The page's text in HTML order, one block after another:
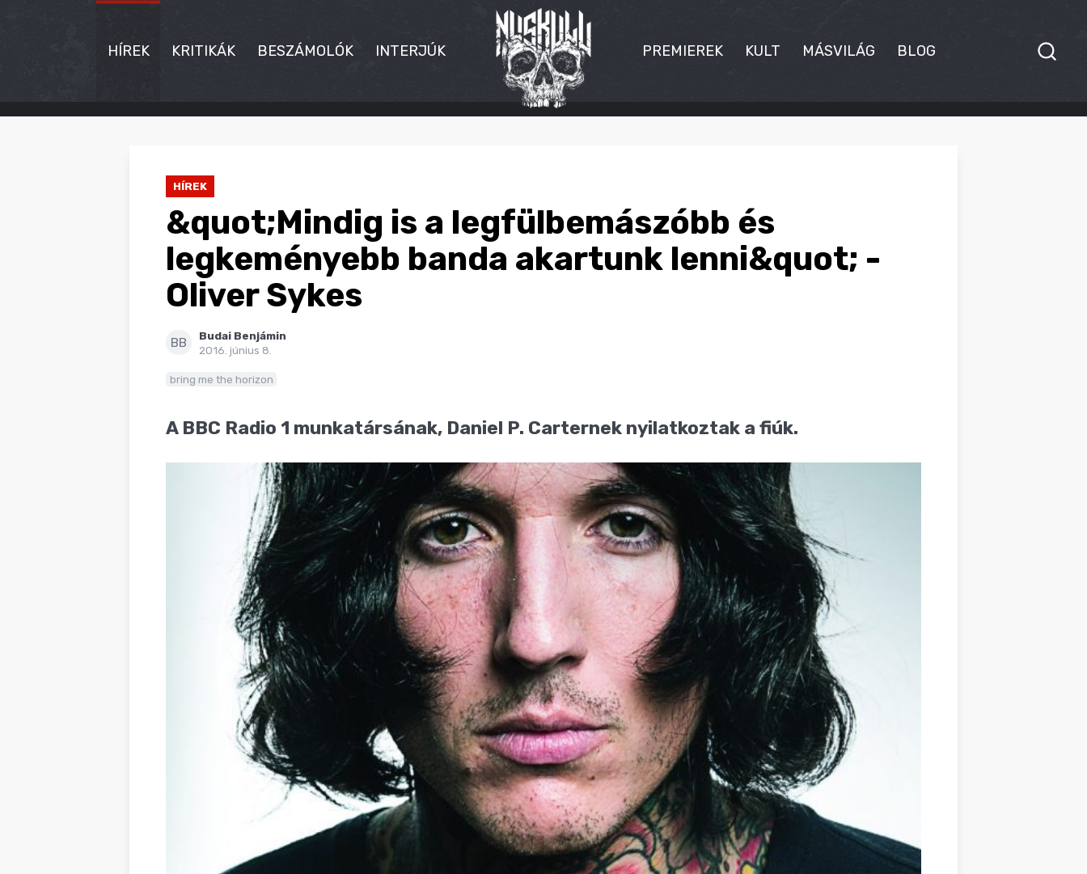
HÍREK KRITIKÁK BESZÁMOLÓK INTERJÚK PREMIEREK KULT MÁSVILÁG BLOG
HÍREK
HÍREK
&quot;Mindig is a legfülbemászóbb és
legkeményebb banda akartunk lenni&quot; -
Oliver Sykes
BB
Budai Benjámin
2016. június 8.
bring me the horizon
A BBC Radio 1 munkatársának, Daniel P. Carternek nyilatkoztak a fiúk.